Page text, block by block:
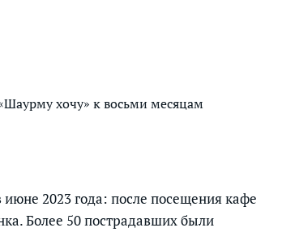
хочу» к восьми месяцам
2023 года: после посещения кафе
Более 50 пострадавших были